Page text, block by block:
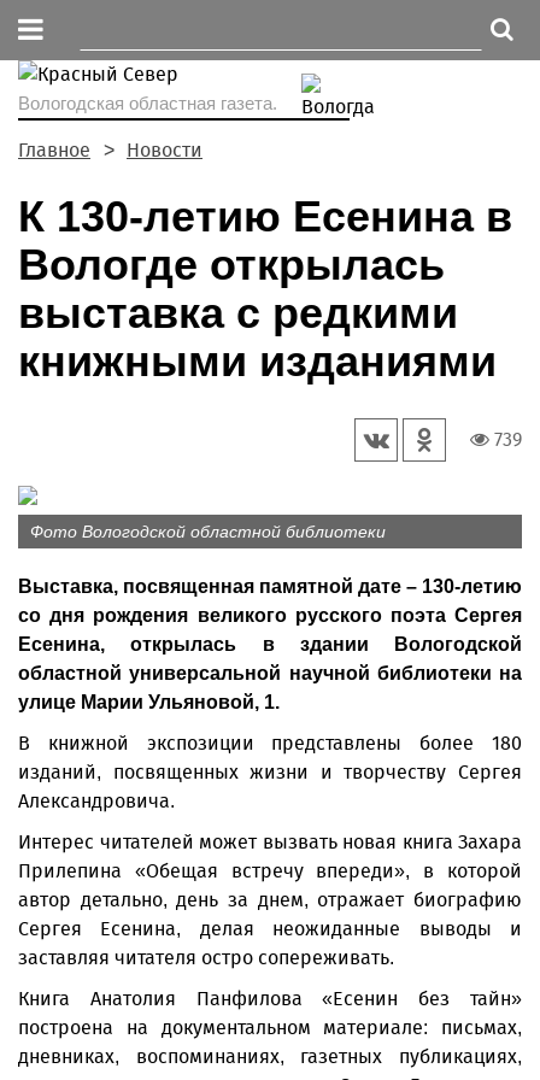
Вологодская областная газета.
Главное Новости
К 130-летию Есенина в
Вологде открылась
выставка с редкими
книжными изданиями
739
Фото Вологодской областной библиотеки
Выставка, посвященная памятной дате – 130-летию
со дня рождения великого русского поэта Сергея
Есенина, открылась в здании Вологодской
областной универсальной научной библиотеки на
улице Марии Ульяновой, 1.
В книжной экспозиции представлены более 180
изданий, посвященных жизни и творчеству Сергея
Александровича.
Интерес читателей может вызвать новая книга Захара
Прилепина «Обещая встречу впереди», в которой
автор детально, день за днем, отражает биографию
Сергея Есенина, делая неожиданные выводы и
заставляя читателя остро сопереживать.
Книга Анатолия Панфилова «Есенин без тайн»
построена на документальном материале: письмах,
дневниках, воспоминаниях, газетных публикациях,